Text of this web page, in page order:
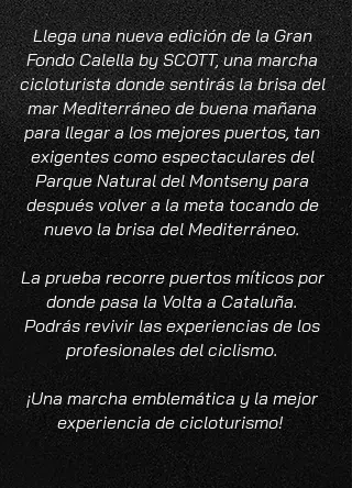
Llega una nueva edición de la Gran
Fondo Calella by SCOTT, una marcha
cicloturista donde sentirás la brisa del
mar Mediterráneo de buena mañana
para llegar a los mejores puertos, tan
exigentes como espectacularesdel
Parque Natural del Montseny para
después volver a la meta tocando de
nuevo la brisa del Mediterráneo.
La prueba recorre puertos míticos por
donde pasa la Volta a Cataluña.
Podrás revivir las experiencias de los
profesionales del ciclismo.
¡Una marcha emblemática y la mejor
experiencia de cicloturismo!